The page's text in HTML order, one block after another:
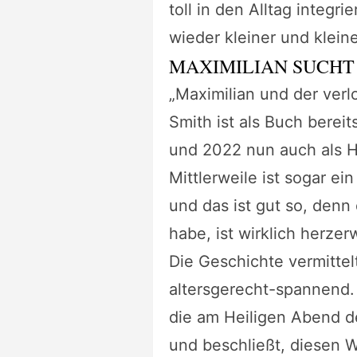
toll in den Alltag
wieder kleiner und
MAXIMILIAN
„Maximilian und der
Smith ist als Buch
und 2022 nun auch als
Mittlerweile ist sogar
und das ist gut so,
habe, ist wirklich
Die Geschichte
altersgerecht-
die am Heiligen Abend
und beschließt, diesen